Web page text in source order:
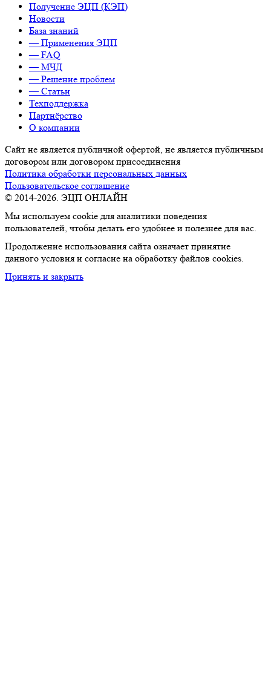
Получение ЭЦП (КЭП)
Новости
База знаний
— Применения ЭЦП
— FAQ
— МЧД
— Решение проблем
— Статьи
Техподдержка
Партнёрство
О компании
Сайт не является публичной офертой, не является публичным
договором или договором присоединения
Политика обработки персональных данных
Пользовательское соглашение
© 2014-2026. ЭЦП ОНЛАЙН
Мы используем cookie для аналитики поведения
пользователей, чтобы делать его удобнее и полезнее для вас.
Продолжение использования сайта означает принятие
данного условия и согласие на обработку файлов cookies.
Принять и закрыть